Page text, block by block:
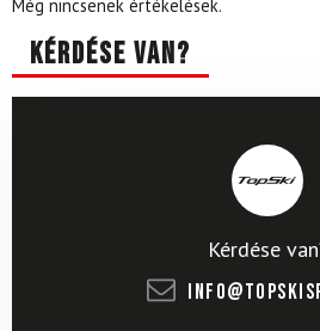
Még nincsenek értékelések.
Kérdése van?
Kérdése